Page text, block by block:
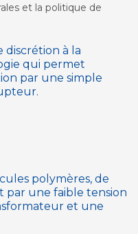
et la politique de
discrétion à la
qui permet
par une simple
polymères, de
par une faible tension
et une